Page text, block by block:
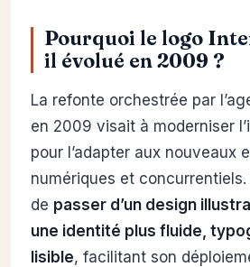
Pourquoi le logo
il évolué en 2009 ?
La refonte orchestrée par
en 2009 visait à moderniser
pour l’adapter aux nouveaux
numériques et concurrentiels.
de passer d’un design
une identité plus fluide,
lisible, facilitant son